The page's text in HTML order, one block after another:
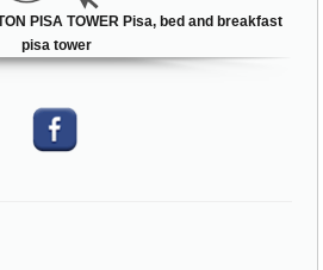
PISA TOWER Pisa, bed and breakfast
pisa tower